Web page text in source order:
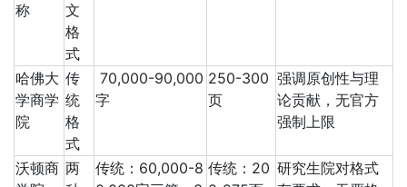
称
文
格
式
哈佛大
学商学
院
传
统
格
式
70,000-90,000
字
250-300
页
强调原创性与理
论贡献，无官方
强制上限
沃顿商 两
传统：60,000-8 传统：20 研究生院对格式